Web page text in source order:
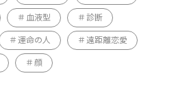
血液型 診断
運命の人 遠距離恋愛
顔